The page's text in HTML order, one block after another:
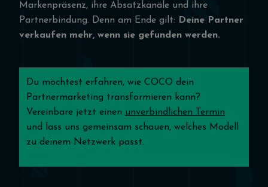
Markenpräsenz, ihre Absatzkanäle und ihre
Partnerbindung. Denn am Ende gilt: Deine Partner
verkaufen mehr, wenn sie gefunden werden.
Du möchtest erfahren, wie COCO dein
Partnermarketing transformieren kann?
Vereinbare jetzt einen unverbindlichen Termin
und lass uns gemeinsam schauen, welches Modell
zu deinem Netzwerk passt.